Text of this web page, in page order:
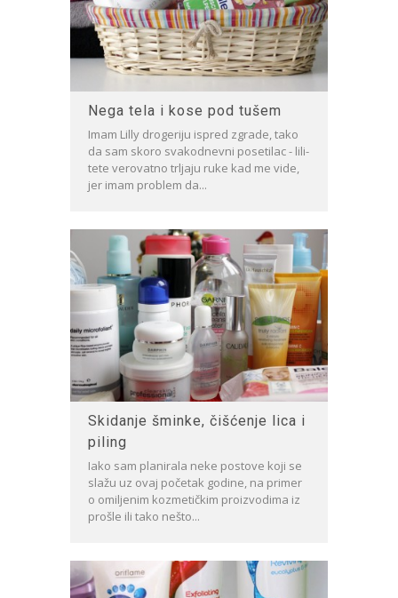
Nega tela i kose pod tušem
Imam Lilly drogeriju ispred zgrade, tako
da sam skoro svakodnevni posetilac - lili-
tete verovatno trljaju ruke kad me vide,
jer imam problem da...
Skidanje šminke, čišćenje lica i
piling
Iako sam planirala neke postove koji se
slažu uz ovaj početak godine, na primer
o omiljenim kozmetičkim proizvodima iz
prošle ili tako nešto...